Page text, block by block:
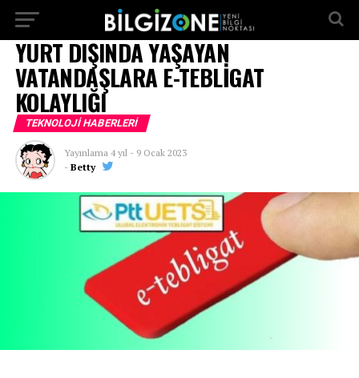
YURT DIŞINDA YAŞAYAN
VATANDAŞLARA E-TEBLİGAT
KOLAYLIĞI
TEKNOLOJI HABERLERI
Yayınlama 4 yıl - 9 Ocak 2023
- Betty